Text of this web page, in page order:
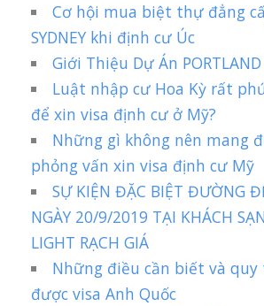
Cơ hội mua biệt thự đẳng
SYDNEY khi định cư Úc
Giới Thiệu Dự Án PORTLAND
Luật nhập cư Hoa Kỳ rất
để xin visa định cư ở Mỹ?
Những gì không nên mang
phỏng vấn xin visa định cư Mỹ
SỰ KIỆN ĐẶC BIỆT ĐƯỜNG
NGÀY 20/9/2019 TẠI KHÁCH
LIGHT RẠCH GIÁ
Những điều cần biết và
được visa Anh Quốc